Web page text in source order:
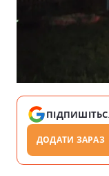
ДОДАТИ ЗАРАЗ